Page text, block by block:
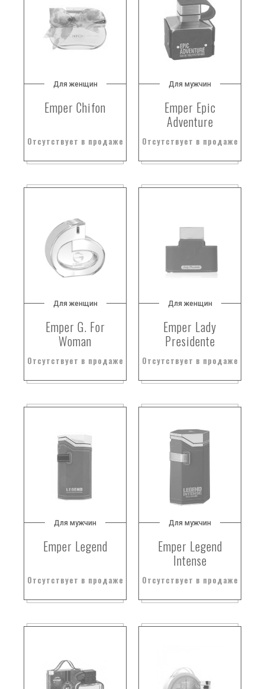
Для женщин
Emper Chifon
Отсутствует в продаже
Для мужчин
Emper Epic
Adventure
Отсутствует в продаже
Для женщин
Emper G. For
Woman
Отсутствует в продаже
Для женщин
Emper Lady
Presidente
Отсутствует в продаже
Для мужчин
Emper Legend
Отсутствует в продаже
Для мужчин
Emper Legend
Intense
Отсутствует в продаже